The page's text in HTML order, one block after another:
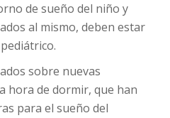
de sueño del niño y
al mismo, deben estar
sobre nuevas
hora de dormir, que han
para el sueño del